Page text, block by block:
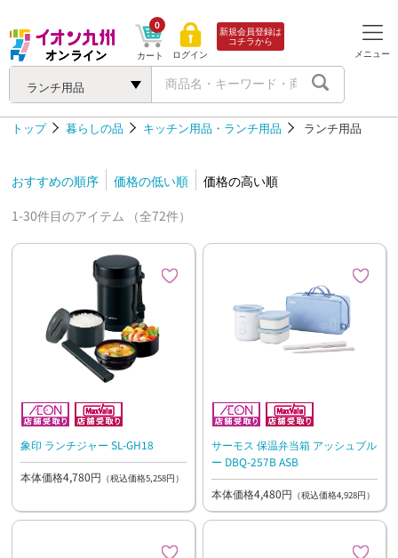
ランチ用品
カート
0
ログイン
新規会員登録は
コチラから
メニュー
トップ 暮らしの品 キッチン用品・ランチ用品 ランチ用品
おすすめの順序 価格の低い順
価格の高い順
1-30件目のアイテム （全72件）
象印 ランチジャー SL-GH18
本体価格4,780円 （税込価格5,258円）
サーモス 保温弁当箱 アッシュブル
ー DBQ-257B ASB
本体価格4,480円 （税込価格4,928円）